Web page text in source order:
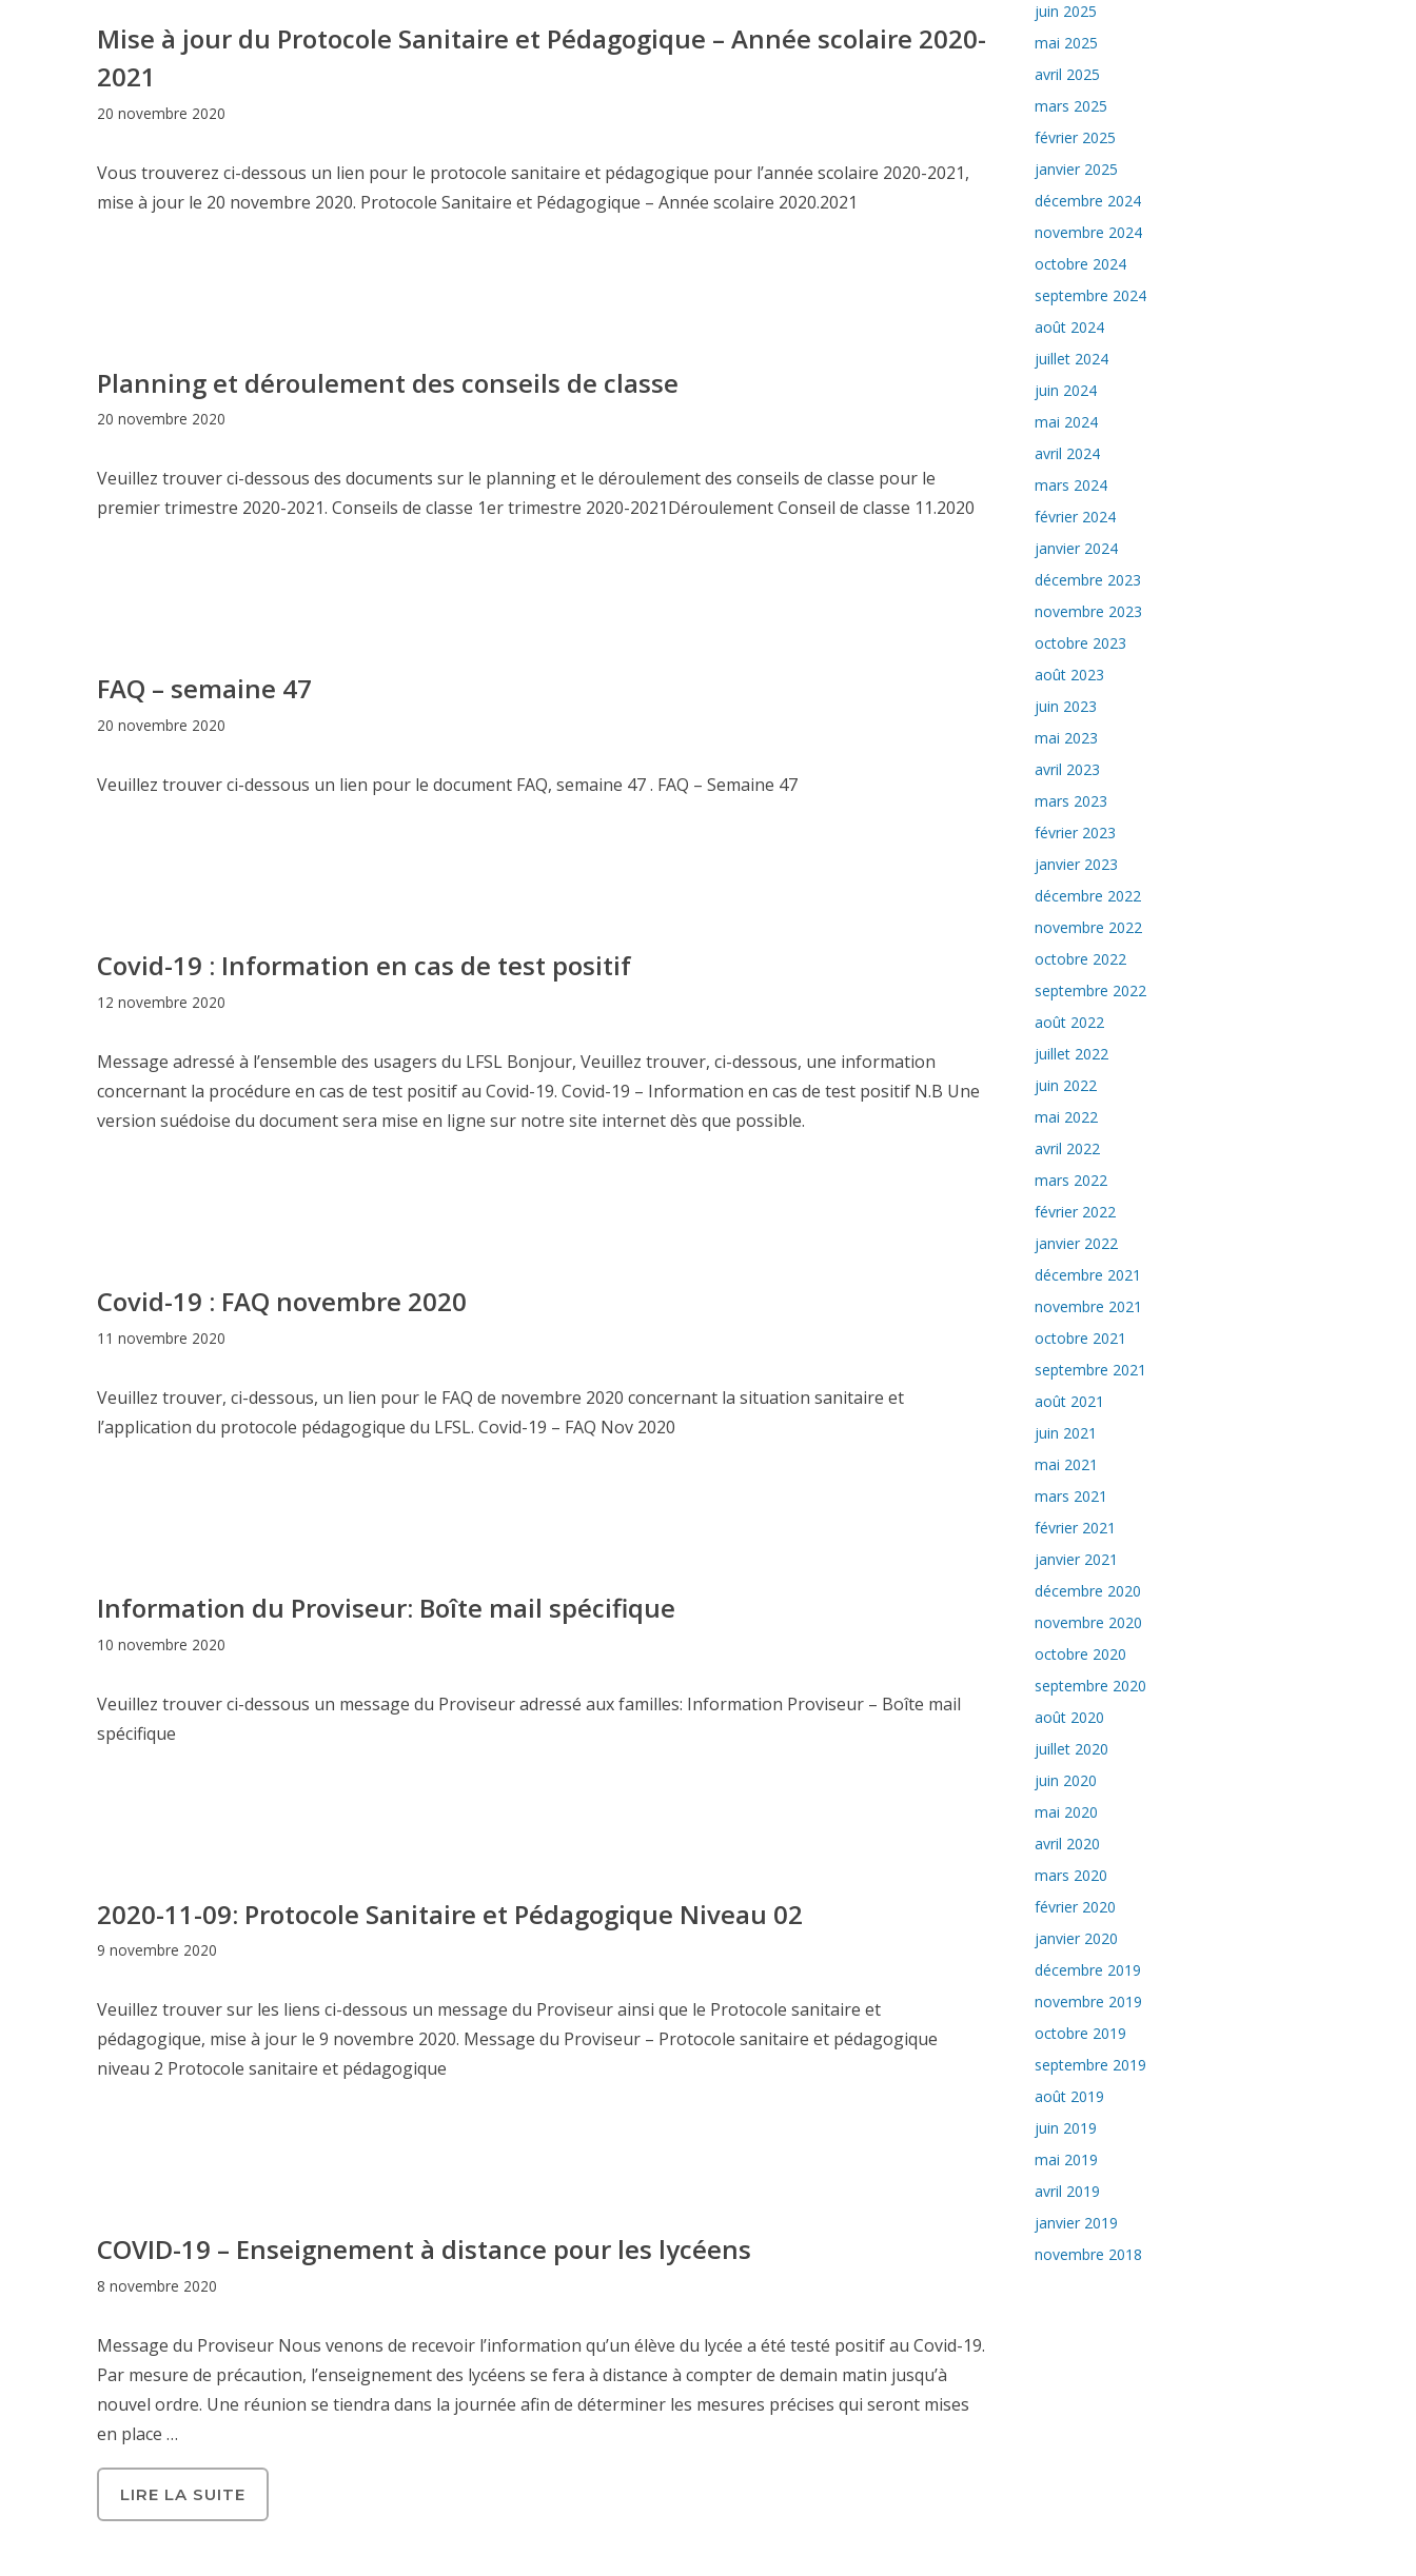
Mise à jour du Protocole Sanitaire et Pédagogique – Année scolaire 2020-
2021
20 novembre 2020
Vous trouverez ci-dessous un lien pour le protocole sanitaire et pédagogique pour l’année scolaire 2020-2021,
mise à jour le 20 novembre 2020. Protocole Sanitaire et Pédagogique – Année scolaire 2020.2021
Planning et déroulement des conseils de classe
20 novembre 2020
Veuillez trouver ci-dessous des documents sur le planning et le déroulement des conseils de classe pour le
premier trimestre 2020-2021. Conseils de classe 1er trimestre 2020-2021Déroulement Conseil de classe 11.2020
FAQ – semaine 47
20 novembre 2020
Veuillez trouver ci-dessous un lien pour le document FAQ, semaine 47 . FAQ – Semaine 47
Covid-19 : Information en cas de test positif
12 novembre 2020
Message adressé à l’ensemble des usagers du LFSL Bonjour, Veuillez trouver, ci-dessous, une information
concernant la procédure en cas de test positif au Covid-19. Covid-19 – Information en cas de test positif N.B Une
version suédoise du document sera mise en ligne sur notre site internet dès que possible.
Covid-19 : FAQ novembre 2020
11 novembre 2020
Veuillez trouver, ci-dessous, un lien pour le FAQ de novembre 2020 concernant la situation sanitaire et
l’application du protocole pédagogique du LFSL. Covid-19 – FAQ Nov 2020
Information du Proviseur: Boîte mail spécifique
10 novembre 2020
Veuillez trouver ci-dessous un message du Proviseur adressé aux familles: Information Proviseur – Boîte mail
spécifique
2020-11-09: Protocole Sanitaire et Pédagogique Niveau 02
9 novembre 2020
Veuillez trouver sur les liens ci-dessous un message du Proviseur ainsi que le Protocole sanitaire et
pédagogique, mise à jour le 9 novembre 2020. Message du Proviseur – Protocole sanitaire et pédagogique
niveau 2 Protocole sanitaire et pédagogique
COVID-19 – Enseignement à distance pour les lycéens
8 novembre 2020
Message du Proviseur Nous venons de recevoir l’information qu’un élève du lycée a été testé positif au Covid-19.
Par mesure de précaution, l’enseignement des lycéens se fera à distance à compter de demain matin jusqu’à
nouvel ordre. Une réunion se tiendra dans la journée afin de déterminer les mesures précises qui seront mises
en place …
LIRE LA SUITE
juin 2025
mai 2025
avril 2025
mars 2025
février 2025
janvier 2025
décembre 2024
novembre 2024
octobre 2024
septembre 2024
août 2024
juillet 2024
juin 2024
mai 2024
avril 2024
mars 2024
février 2024
janvier 2024
décembre 2023
novembre 2023
octobre 2023
août 2023
juin 2023
mai 2023
avril 2023
mars 2023
février 2023
janvier 2023
décembre 2022
novembre 2022
octobre 2022
septembre 2022
août 2022
juillet 2022
juin 2022
mai 2022
avril 2022
mars 2022
février 2022
janvier 2022
décembre 2021
novembre 2021
octobre 2021
septembre 2021
août 2021
juin 2021
mai 2021
mars 2021
février 2021
janvier 2021
décembre 2020
novembre 2020
octobre 2020
septembre 2020
août 2020
juillet 2020
juin 2020
mai 2020
avril 2020
mars 2020
février 2020
janvier 2020
décembre 2019
novembre 2019
octobre 2019
septembre 2019
août 2019
juin 2019
mai 2019
avril 2019
janvier 2019
novembre 2018